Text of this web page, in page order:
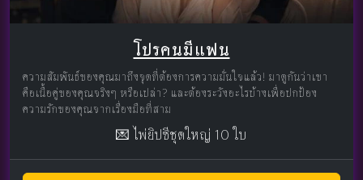
โปรคนมีแฟน
ความสัมพันธ์ของคุณมาถึงจุดที่ต้องการความมั่นใจแล้ว! มาดูกันว่าเขา
คือเนื้อคู่ของคุณจริงๆ หรือเปล่า? และต้องระวังอะไรบ้างเพื่อปกป้อง
ความรักของคุณจากเรื่องมือที่สาม
💌 ไพ่ยิปซีชุดใหญ่ 10 ใบ